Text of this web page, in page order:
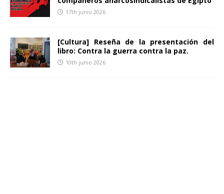
17th junio 2026
[Cultura] Reseña de la presentación del
libro: Contra la guerra contra la paz.
10th junio 2026